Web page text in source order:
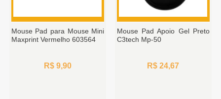
Mouse Pad para Mouse Mini
Maxprint Vermelho 603564
R$ 9,90
Mouse Pad Apoio Gel Preto
C3tech Mp-50
R$ 24,67